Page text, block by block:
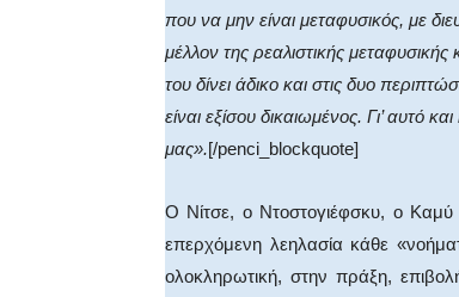
που να μην είναι μεταφυσικός, με
μέλλον της ρεαλιστικής
του δίνει άδικο και στις δυο
είναι εξίσου δικαιωμένος. Γι’ αυτό
μας».[/penci_blockquote]
O Nίτσε, ο Nτοστογιέφσκυ, ο
επερχόμενη λεηλασία κάθε
ολοκληρωτική, στην πράξη,